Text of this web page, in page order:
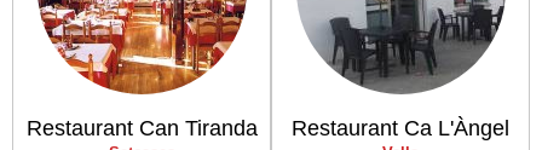
Restaurant Can Tiranda Restaurant Ca L'Àngel